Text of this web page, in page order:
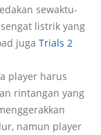
sewaktu-
listrik yang
juga Trials 2
player harus
rintangan yang
namun player